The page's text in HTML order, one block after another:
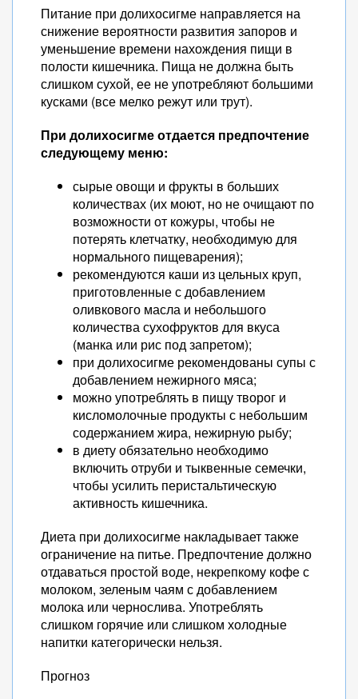
Питание при долихосигме направляется на
снижение вероятности развития запоров и
уменьшение времени нахождения пищи в
полости кишечника. Пища не должна быть
слишком сухой, ее не употребляют большими
кусками (все мелко режут или трут).
При долихосигме отдается предпочтение
следующему меню:
сырые овощи и фрукты в больших
количествах (их моют, но не очищают по
возможности от кожуры, чтобы не
потерять клетчатку, необходимую для
нормального пищеварения);
рекомендуются каши из цельных круп,
приготовленные с добавлением
оливкового масла и небольшого
количества сухофруктов для вкуса
(манка или рис под запретом);
при долихосигме рекомендованы супы с
добавлением нежирного мяса;
можно употреблять в пищу творог и
кисломолочные продукты с небольшим
содержанием жира, нежирную рыбу;
в диету обязательно необходимо
включить отруби и тыквенные семечки,
чтобы усилить перистальтическую
активность кишечника.
Диета при долихосигме накладывает также
ограничение на питье. Предпочтение должно
отдаваться простой воде, некрепкому кофе с
молоком, зеленым чаям с добавлением
молока или чернослива. Употреблять
слишком горячие или слишком холодные
напитки категорически нельзя.
Прогноз